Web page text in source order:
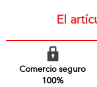
El
Comercio seguro
100%